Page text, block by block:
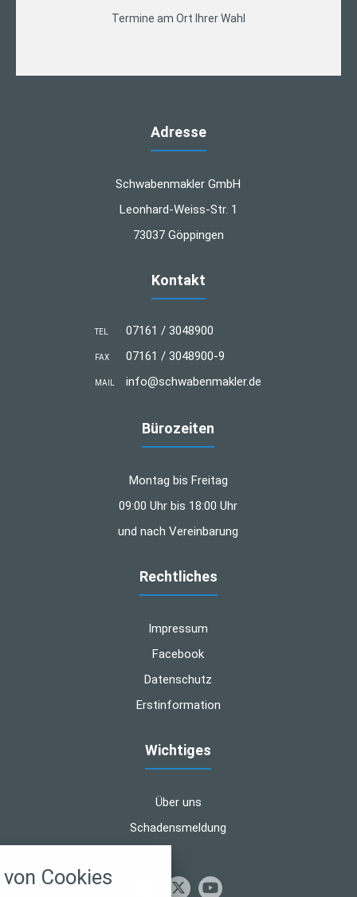
Termine am Ort Ihrer Wahl
Adresse
Schwabenmakler GmbH
Leonhard-Weiss-Str. 1
73037 Göppingen
Kontakt
TEL 07161 / 3048900
FAX 07161 / 3048900-9
MAIL info@schwabenmakler.de
Bürozeiten
Montag bis Freitag
09:00 Uhr bis 18:00 Uhr
und nach Vereinbarung
Rechtliches
Impressum
Facebook
Datenschutz
Erstinformation
Wichtiges
Über uns
Schadensmeldung
Cookies
alle verwendeten Cookies und